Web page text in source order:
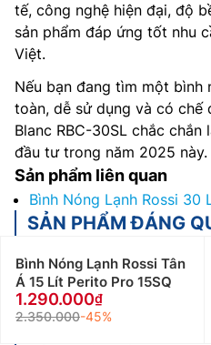
tế, công nghệ hiện đại, độ
sản phẩm đáp ứng tốt nhu
Việt.
Nếu bạn đang tìm một bình
toàn, dễ sử dụng và có chế
Blanc RBC-30SL chắc
đầu tư trong năm 2025 này.
Sản phẩm liên quan
Bình Nóng Lạnh Rossi 30
SẢN PHẨM ĐÁNG
Bình Nóng Lạnh Rossi Tân
Á 15 Lít Perito Pro 15SQ
1.290.000
2.350.000-45%